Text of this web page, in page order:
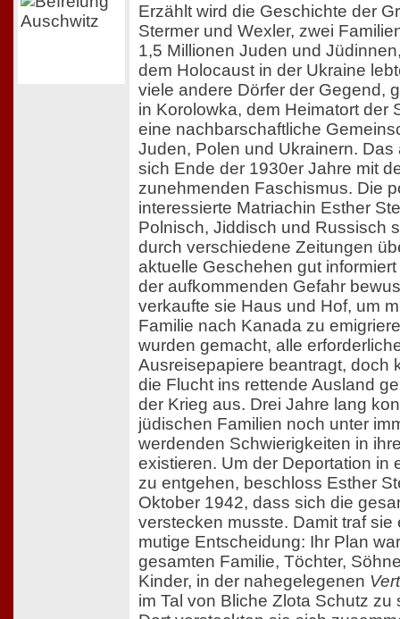
Erzählt wird die Geschichte der
Stermer und Wexler, zwei
1,5 Millionen Juden und
dem Holocaust in der Ukraine
viele andere Dörfer der Gegend,
in Korolowka, dem Heimatort der
eine nachbarschaftliche
Juden, Polen und Ukrainern. Das
sich Ende der 1930er Jahre mit
zunehmenden Faschismus. Die
interessierte Matriachin Esther
Polnisch, Jiddisch und Russisch
durch verschiedene Zeitungen
aktuelle Geschehen gut
der aufkommenden Gefahr
verkaufte sie Haus und Hof, um
Familie nach Kanada zu
wurden gemacht, alle
Ausreisepapiere beantragt, doch
die Flucht ins rettende Ausland
der Krieg aus. Drei Jahre lang
jüdischen Familien noch unter
werdenden Schwierigkeiten in
existieren. Um der Deportation in
zu entgehen, beschloss Esther
Oktober 1942, dass sich die
verstecken musste. Damit traf sie
mutige Entscheidung: Ihr Plan
gesamten Familie, Töchter,
Kinder, in der nahegelegenen
im Tal von Bliche Zlota Schutz zu